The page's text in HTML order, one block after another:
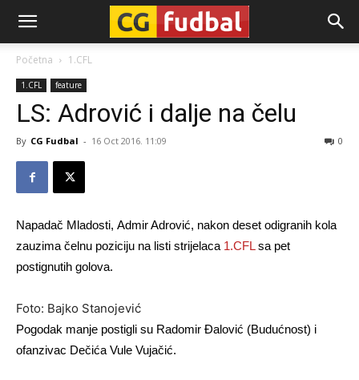
CG-
Fudbal
Početna 1.CFL
1.CFL feature
LS: Adrović i dalje na čelu
By CG Fudbal - 16 Oct 2016. 11:09 0
Napadač Mladosti, Admir Adrović, nakon deset odigranih kola
zauzima čelnu poziciju na listi strijelaca 1.CFLsa pet
postignutih golova.
Foto: Bajko Stanojević
Pogodak manje postigli su Radomir Đalović (Budućnost) i
ofanzivac Dečića Vule Vujačić.